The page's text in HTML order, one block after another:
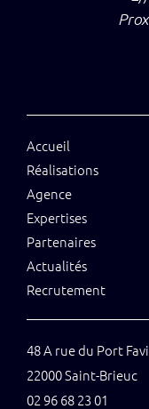
48 A rue du Port
22000 Saint-Brieuc
02 96 68 23 01
Accueil
Réalisations
Agence
Expertises
Partenaires
Actualités
Recrutement